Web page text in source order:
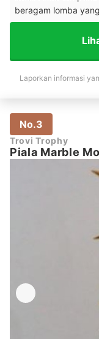
beragam lomba
Laporkan informasi
No.3
Trovi Trophy
Piala Marble